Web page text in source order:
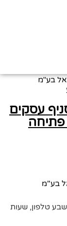
בע"מ
עסקים
בע"מ
טלפון, שעות